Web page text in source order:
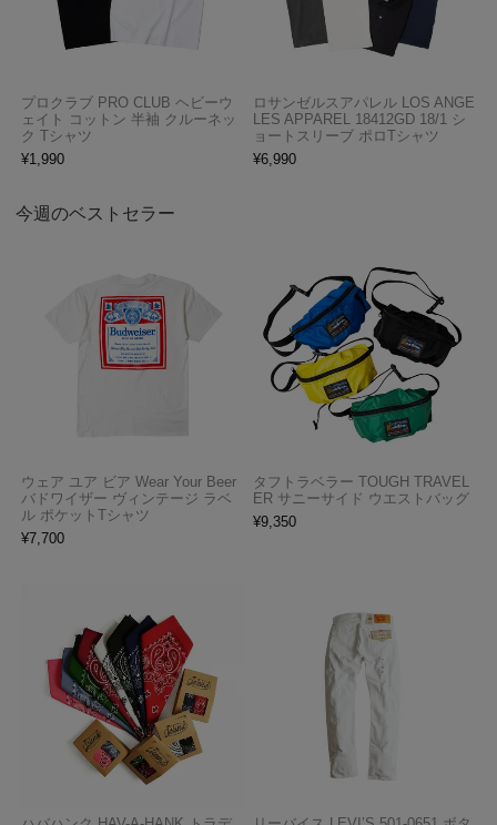
プロクラブ PRO CLUB ヘビーウ
ェイト コットン 半袖 クルーネッ
ク Tシャツ
¥1,990
ロサンゼルスアパレル LOS ANGE
LES APPAREL 18412GD 18/1 シ
ョートスリーブ ポロTシャツ
¥6,990
今週のベストセラー
ウェア ユア ビア Wear Your Beer
バドワイザー ヴィンテージ ラベ
ル ポケットTシャツ
¥7,700
タフトラベラー TOUGH TRAVEL
ER サニーサイド ウエストバッグ
¥9,350